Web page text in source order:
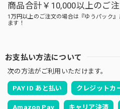
商品合計￥10,000以上のご
1万円以上のご注文の場合は『ゆうパック
ます！
お支払い方法について
次の方法がご利用いただけます。
PAY ID あと払い クレジットカ
Amazon Pay キャリア決済